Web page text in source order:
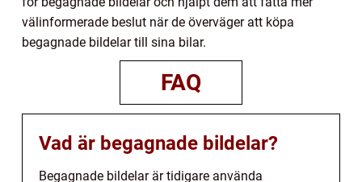
välinformerade beslut när de överväger att köpa
begagnade bildelar till sina bilar.
FAQ
Vad är begagnade bildelar?
Begagnade bildelar är tidigare använda